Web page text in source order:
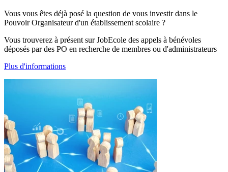
Vous vous êtes déjà posé la question de vous investir dans le
Pouvoir Organisateur d'un établissement scolaire ?
Vous trouverez à présent sur JobEcole des appels à bénévoles
déposés par des PO en recherche de membres ou d'administrateurs
Plus d'informations